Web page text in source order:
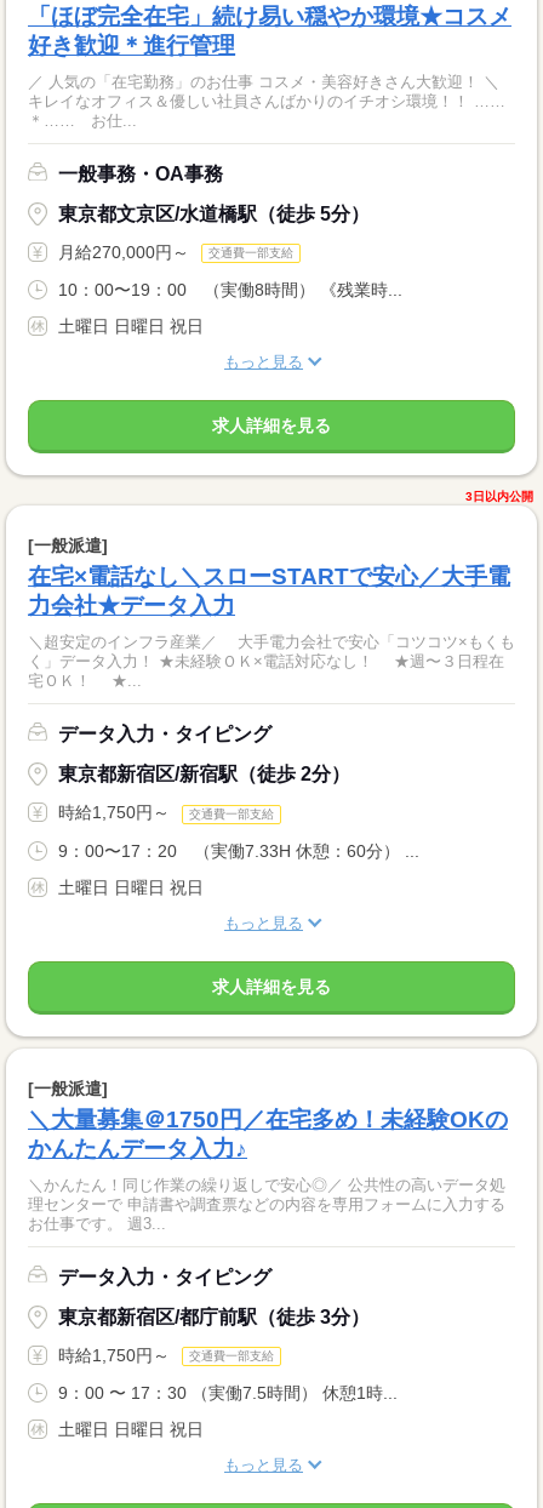
「ほぼ完全在宅」続け易い穏やか環境★コスメ
好き歓迎＊進行管理
／ 人気の「在宅勤務」のお仕事 コスメ・美容好きさん大歓迎！ ＼
キレイなオフィス＆優しい社員さんばかりのイチオシ環境！！ ……
＊…… お仕...
一般事務・OA事務
東京都文京区/水道橋駅（徒歩 5分）
月給270,000円～ 交通費一部支給
10：00〜19：00 （実働8時間） 《残業時...
土曜日 日曜日 祝日
もっと見る
求人詳細を見る
3日以内公開
[一般派遣]
在宅×電話なし＼スローSTARTで安心／大手電
力会社★データ入力
＼超安定のインフラ産業／ 大手電力会社で安心「コツコツ×もくも
く」データ入力！ ★未経験ＯＫ×電話対応なし！ ★週〜３日程在
宅ＯＫ！ ★...
データ入力・タイピング
東京都新宿区/新宿駅（徒歩 2分）
時給1,750円～ 交通費一部支給
9：00〜17：20 （実働7.33H 休憩：60分） ...
土曜日 日曜日 祝日
もっと見る
求人詳細を見る
[一般派遣]
＼大量募集＠1750円／在宅多め！未経験OKの
かんたんデータ入力♪
＼かんたん！同じ作業の繰り返しで安心◎／ 公共性の高いデータ処
理センターで 申請書や調査票などの内容を専用フォームに入力する
お仕事です。 週3...
データ入力・タイピング
東京都新宿区/都庁前駅（徒歩 3分）
時給1,750円～ 交通費一部支給
9：00 〜 17：30 （実働7.5時間） 休憩1時...
土曜日 日曜日 祝日
もっと見る